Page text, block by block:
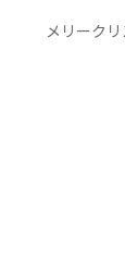
メリーク